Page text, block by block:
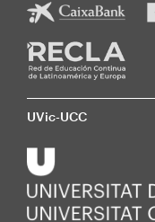
UVic-UCC